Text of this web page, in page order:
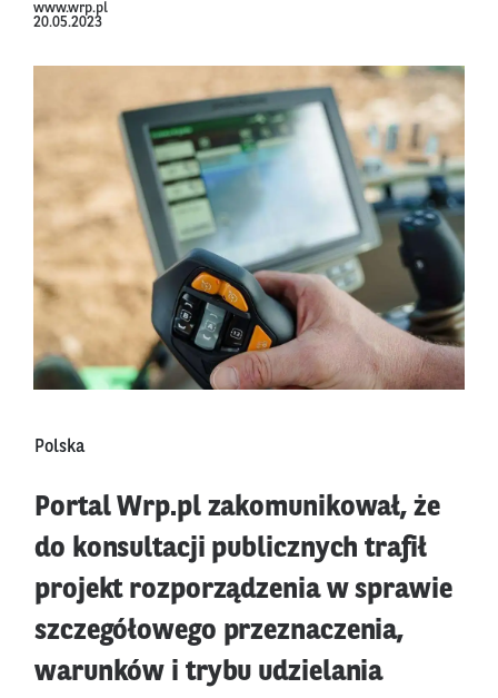
www.wrp.pl
20.05.2023
Polska
Portal Wrp.pl zakomunikował, że
do konsultacji publicznych trafił
projekt rozporządzenia w sprawie
szczegółowego przeznaczenia,
warunków i trybu udzielania